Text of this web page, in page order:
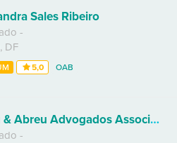
Sales Ribeiro
-
, DF
5,0 OAB
Abreu & Abreu Advogados Associados
-